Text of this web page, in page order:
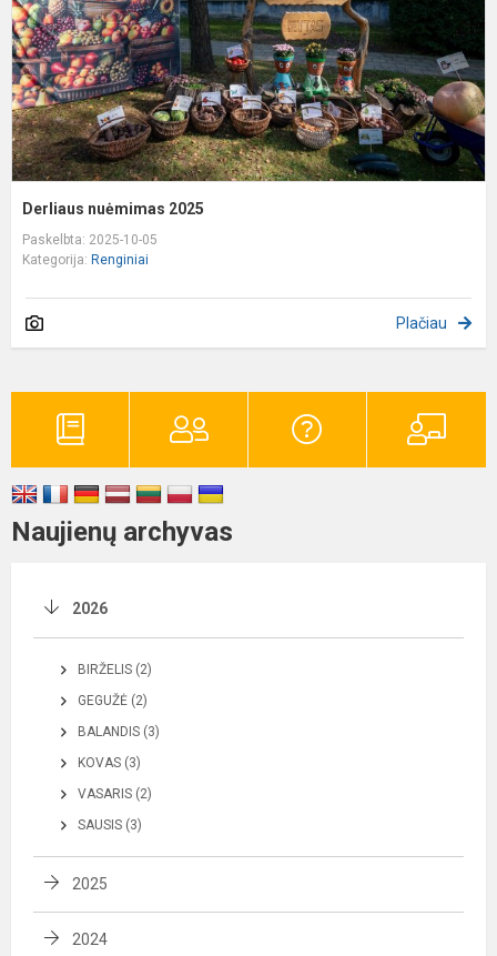
Derliaus nuėmimas 2025
Paskelbta: 2025-10-05
Kategorija: Renginiai
Plačiau
Naujienų archyvas
2026
BIRŽELIS (2)
GEGUŽĖ (2)
BALANDIS (3)
KOVAS (3)
VASARIS (2)
SAUSIS (3)
2025
2024